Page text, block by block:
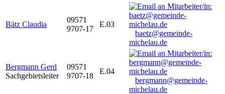
Bätz Claudia
09571
9707-17
E.03
baetz@gemeinde-
michelau.de
Bergmann Gerd
Sachgebietsleiter
09571
9707-18
E.04
bergmann@gemeinde-
michelau.de